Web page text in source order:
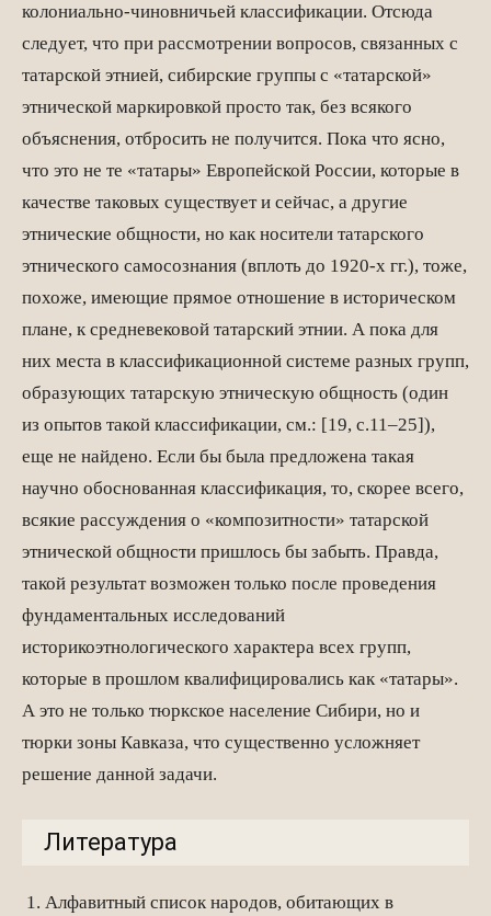
колониально-чиновничьей классификации. Отсюда
следует, что при рассмотрении вопросов, связанных с
татарской этнией, сибирские группы с «татарской»
этнической маркировкой просто так, без всякого
объяснения, отбросить не получится. Пока что ясно,
что это не те «татары» Европейской России, которые в
качестве таковых существует и сейчас, а другие
этнические общности, но как носители татарского
этнического самосознания (вплоть до 1920-х гг.), тоже,
похоже, имеющие прямое отношение в историческом
плане, к средневековой татарский этнии. А пока для
них места в классификационной системе разных групп,
образующих татарскую этническую общность (один
из опытов такой классификации, см.: [19, с.11–25]),
еще не найдено. Если бы была предложена такая
научно обоснованная классификация, то, скорее всего,
всякие рассуждения о «композитности» татарской
этнической общности пришлось бы забыть. Правда,
такой результат возможен только после проведения
фундаментальных исследований
историкоэтнологического характера всех групп,
которые в прошлом квалифицировались как «татары».
А это не только тюркское население Сибири, но и
тюрки зоны Кавказа, что существенно усложняет
решение данной задачи.
Литература
Алфавитный список народов, обитающих в